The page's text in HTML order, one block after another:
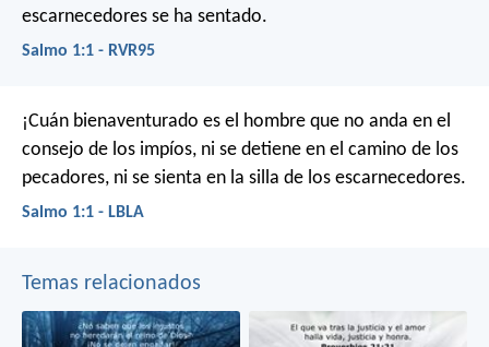
escarnecedores se ha sentado.
Salmo 1:1 - RVR95
¡Cuán bienaventurado es el hombre que no anda en el
consejo de los impíos, ni se detiene en el camino de los
pecadores, ni se sienta en la silla de los escarnecedores.
Salmo 1:1 - LBLA
Temas relacionados